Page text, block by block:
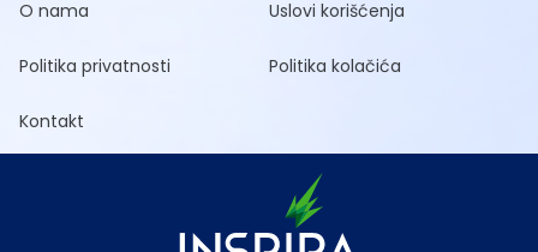
O nama Uslovi korišćenja
Politika privatnosti Politika kolačića
Kontakt